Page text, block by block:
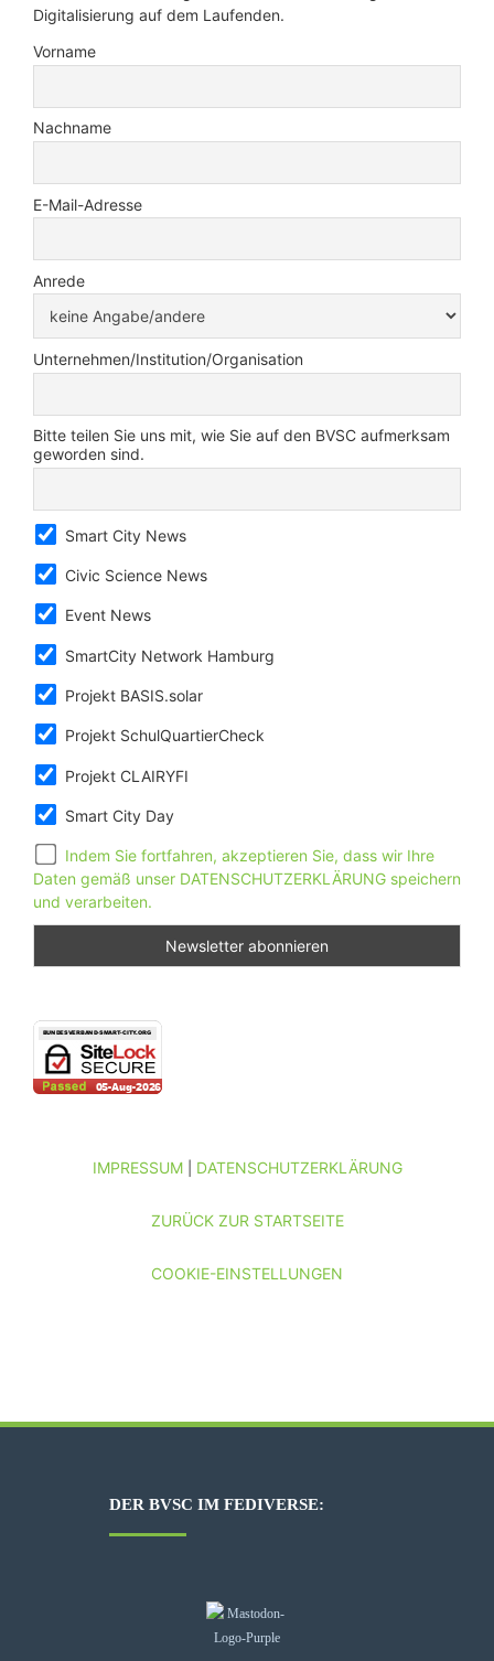
Digitalisierung auf dem Laufenden.
Vorname
Nachname
E-Mail-Adresse
Anrede
Unternehmen/Institution/Organisation
Bitte teilen Sie uns mit, wie Sie auf den BVSC aufmerksam
geworden sind.
Smart City News
Civic Science News
Event News
SmartCity Network Hamburg
Projekt BASIS.solar
Projekt SchulQuartierCheck
Projekt CLAIRYFI
Smart City Day
Indem Sie fortfahren, akzeptieren Sie, dass wir Ihre
Daten gemäß unser DATENSCHUTZERKLÄRUNG speichern
und verarbeiten.
IMPRESSUM| DATENSCHUTZERKLÄRUNG
ZURÜCK ZUR STARTSEITE
COOKIE-EINSTELLUNGEN
DER BVSC IM FEDIVERSE: